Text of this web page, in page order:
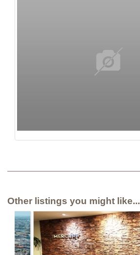
Other listings you might like...